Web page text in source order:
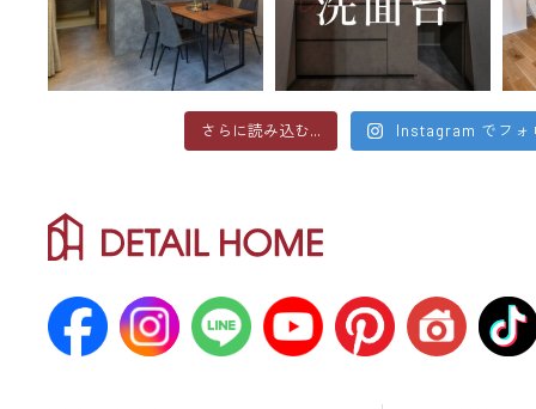
さらに読み込む... Instagram でフォ